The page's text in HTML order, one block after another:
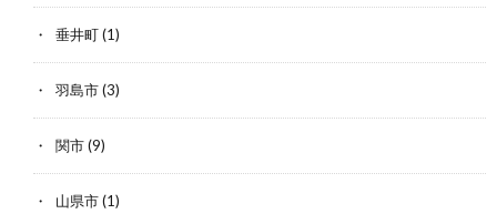
垂井町(1)
羽島市(3)
関市(9)
山県市(1)